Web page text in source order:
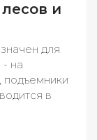
и
для
- на
подъемники
в